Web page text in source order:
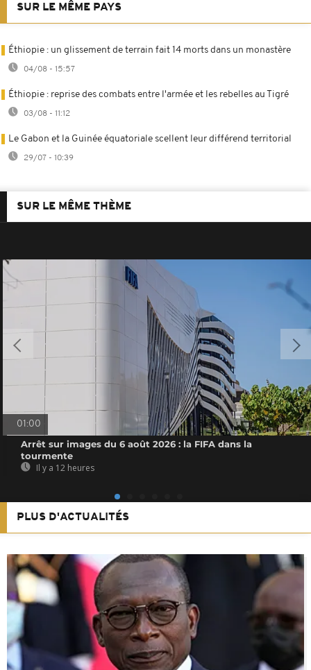
SUR LE MÊME PAYS
Éthiopie : un glissement de terrain fait 14 morts dans un monastère
04/08 - 15:57
Éthiopie : reprise des combats entre l'armée et les rebelles au Tigré
03/08 - 11:12
Le Gabon et la Guinée équatoriale scellent leur différend territorial
29/07 - 10:39
SUR LE MÊME THÈME
01:00
Arrêt sur images du 6 août 2026 : la FIFA dans la
tourmente
Il y a 12 heures
PLUS D'ACTUALITÉS